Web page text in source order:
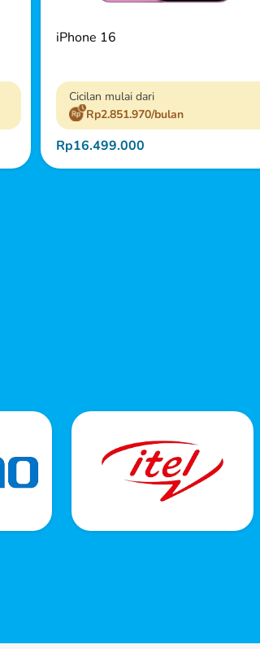
iPhone 16
Cicilan mulai dari
Rp2.851.970/bulan
Rp16.499.000